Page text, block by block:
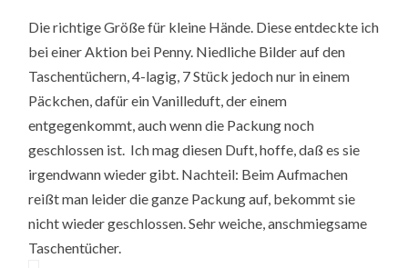
Die richtige Größe für kleine Hände. Diese entdeckte ich
bei einer Aktion bei Penny. Niedliche Bilder auf den
Taschentüchern, 4-lagig, 7 Stück jedoch nur in einem
Päckchen, dafür ein Vanilleduft, der einem
entgegenkommt, auch wenn die Packung noch
geschlossen ist. Ich mag diesen Duft, hoffe, daß es sie
irgendwann wieder gibt. Nachteil: Beim Aufmachen
reißt man leider die ganze Packung auf, bekommt sie
nicht wieder geschlossen. Sehr weiche, anschmiegsame
Taschentücher.